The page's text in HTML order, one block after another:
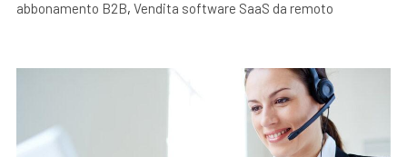
abbonamento B2B, Vendita software SaaS da remoto